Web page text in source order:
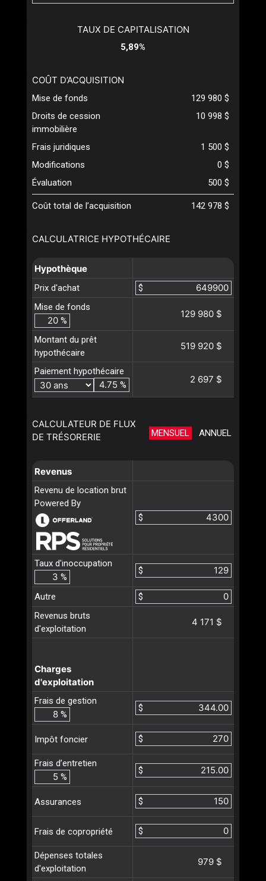
CALCULATRICE HYPOTHÉCAIRE
Hypothèque
Prix d'achat
$
Mise de fonds
%
129 980 $
Montant du prêt
hypothécaire
519 920 $
Paiement hypothécaire
%
2 697 $
CALCULATEUR DE FLUX
DE TRÉSORERIE
MENSUEL ANNUEL
Revenus
Revenu de location brut
Powered By
$
Taux d'inoccupation
%
$
Autre
$
Revenus bruts
d'exploitation
4 171 $
Charges
d'exploitation
Frais de gestion
%
$
Impôt foncier $
Frais d’entretien
%
$
Assurances $
Frais de copropriété $
Dépenses totales
d'exploitation
979 $
TAUX DE CAPITALISATION
5,89%
COÛT D’ACQUISITION
Mise de fonds
129 980 $
Droits de cession
immobilière
10 998 $
Frais juridiques
1 500 $
Modifications
0 $
Évaluation
500 $
Coût total de l’acquisition 142 978 $